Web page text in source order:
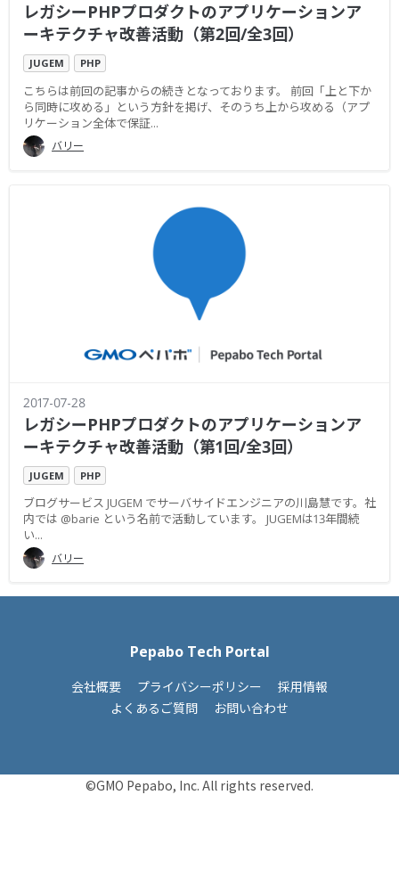
レガシーPHPプロダクトのアプリケーションア
ーキテクチャ改善活動（第2回/全3回）
JUGEM PHP
こちらは前回の記事からの続きとなっております。 前回「上と下か
ら同時に攻める」という方針を掲げ、そのうち上から攻める（アプ
リケーション全体で保証...
バリー
2017-07-28
レガシーPHPプロダクトのアプリケーションア
ーキテクチャ改善活動（第1回/全3回）
JUGEM PHP
ブログサービス JUGEM でサーバサイドエンジニアの川島慧です。社
内では @barie という名前で活動しています。 JUGEMは13年間続
い...
バリー
Pepabo Tech Portal
会社概要 プライバシーポリシー
採用情報
よくあるご質問
お問い合わせ
©GMO Pepabo, Inc. All rights reserved.